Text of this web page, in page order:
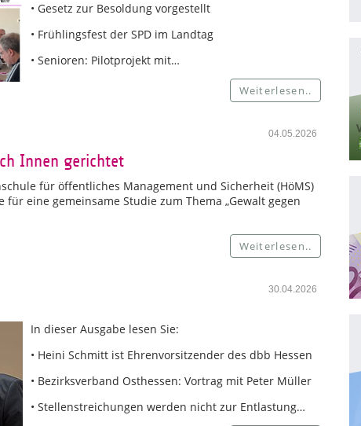
• Gesetz zur Besoldung vorgestellt
• Frühlingsfest der SPD im Landtag
• Senioren: Pilotprojekt mit…
Weiterlesen..
04.05.2026
Innen gerichtet
für öffentliches Management und Sicherheit (HöMS)
eine gemeinsame Studie zum Thema „Gewalt gegen
Weiterlesen..
30.04.2026
In dieser Ausgabe lesen Sie:
• Heini Schmitt ist Ehrenvorsitzender des dbb Hessen
• Bezirksverband Osthessen: Vortrag mit Peter Müller
• Stellenstreichungen werden nicht zur Entlastung…